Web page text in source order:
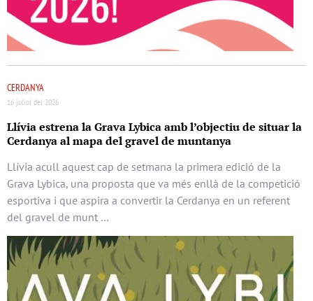
CERDANYA
16 juliol del 2026
Llívia estrena la Grava Lybica amb l’objectiu de situar la
Cerdanya al mapa del gravel de muntanya
Llívia acull aquest cap de setmana la primera edició de la
Grava Lybica, una proposta que va més enllà de la competició
esportiva i que aspira a convertir la Cerdanya en un referent
del gravel de munt …